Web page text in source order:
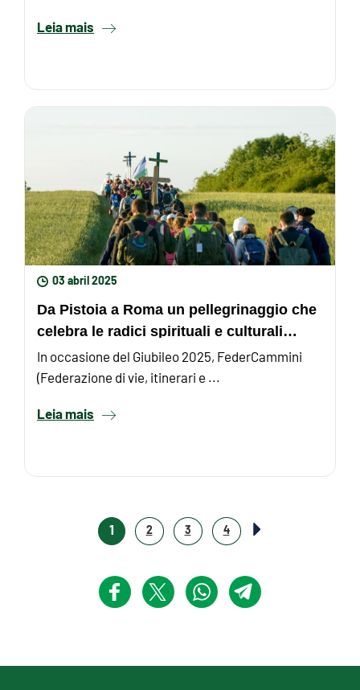
Leia mais
03 abril 2025
Da Pistoia a Roma un pellegrinaggio che
celebra le radici spirituali e culturali
d’Italia
In occasione del Giubileo 2025, FederCammini
(Federazione di vie, itinerari e ...
Leia mais
1 2 3 4